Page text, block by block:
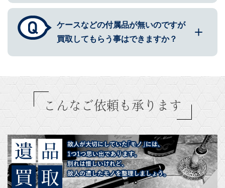
ケースなどの付属品が無いのですが
買取してもらう事はできますか？
こんなご依頼も承ります